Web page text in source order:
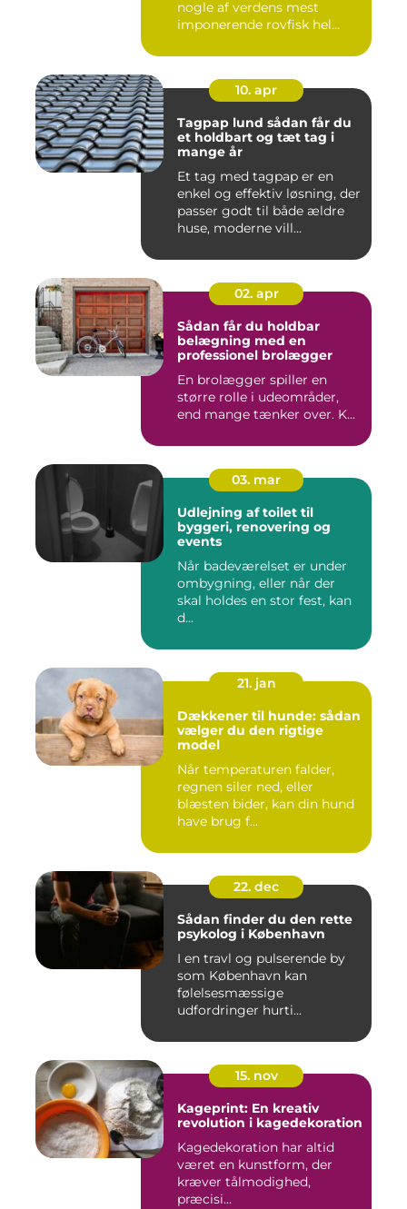
nogle af verdens mest
imponerende rovfisk hel...
10. apr
Tagpap lund sådan får du
et holdbart og tæt tag i
mange år
Et tag med tagpap er en
enkel og effektiv løsning, der
passer godt til både ældre
huse, moderne vill...
02. apr
Sådan får du holdbar
belægning med en
professionel brolægger
En brolægger spiller en
større rolle i udeområder,
end mange tænker over. K...
03. mar
Udlejning af toilet til
byggeri, renovering og
events
Når badeværelset er under
ombygning, eller når der
skal holdes en stor fest, kan
d...
21. jan
Dækkener til hunde: sådan
vælger du den rigtige
model
Når temperaturen falder,
regnen siler ned, eller
blæsten bider, kan din hund
have brug f...
22. dec
Sådan finder du den rette
psykolog i København
I en travl og pulserende by
som København kan
følelsesmæssige
udfordringer hurti...
15. nov
Kageprint: En kreativ
revolution i kagedekoration
Kagedekoration har altid
været en kunstform, der
kræver tålmodighed,
præcisi...